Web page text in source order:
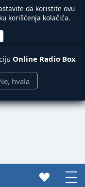
da koristite ovu
korišćenja kolačića.
Online Radio Box
hvala